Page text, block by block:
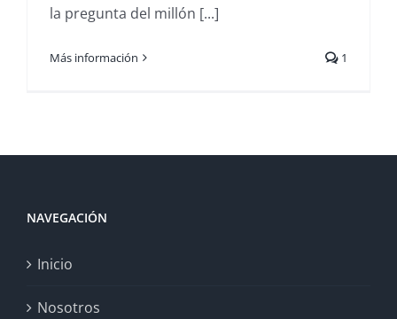
la pregunta del millón [...]
Más información 1
NAVEGACIÓN
Inicio
Nosotros